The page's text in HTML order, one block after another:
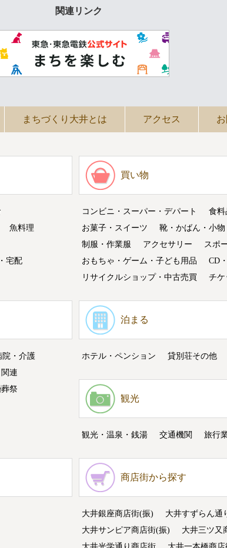
関連リンク
まちづくり大井とは アクセス
魚料理
宅配
買い物
コンビニ・スーパー・デパート 食料
お菓子・スイーツ
靴・かばん・小物
制服・作業服
アクセサリー スポ
おもちゃ・ゲーム・子ども用品
CD
リサイクルショップ・中古売買
チケ
院・介護
連
祭
泊まる
ホテル・ペンション 貸別荘その他
観光
観光・温泉・銭湯 交通機関 旅行
商店街から探す
大井銀座商店街(振) 大井すずらん通
大井サンピア商店街(振)
大井三ツ又